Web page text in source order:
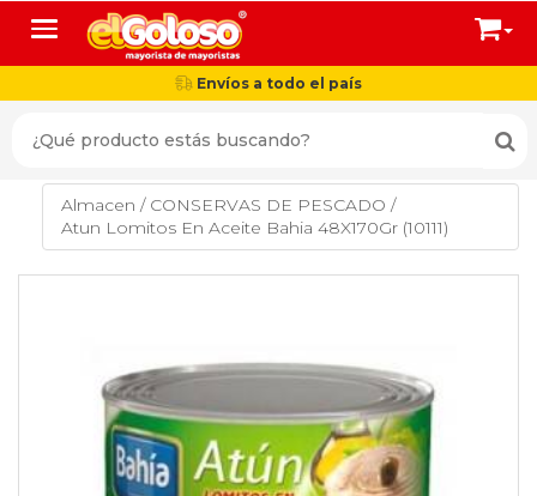
Toggle navigation
Envíos a todo el país
Almacen / CONSERVAS DE PESCADO /
Atun Lomitos En Aceite Bahia 48X170Gr (10111)